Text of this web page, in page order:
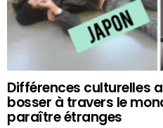
Différences culturelles
bosser à travers le
paraître étranges